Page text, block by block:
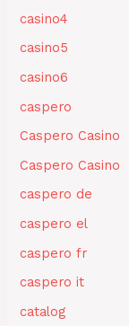
casino4
casino5
casino6
caspero
Caspero Casino
Caspero Casino
caspero de
caspero el
caspero fr
caspero it
catalog